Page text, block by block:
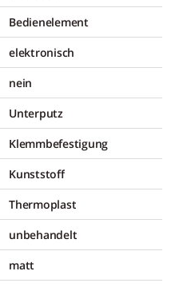
Bedienelement
elektronisch
nein
Unterputz
Klemmbefestigung
Kunststoff
Thermoplast
unbehandelt
matt